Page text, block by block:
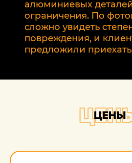
алюминиевых
ограничения. По
сложно увидеть
повреждения, и
предложили
ЦЕНЫ